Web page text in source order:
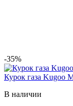
-35%
Курок газа Kugoo
В наличии